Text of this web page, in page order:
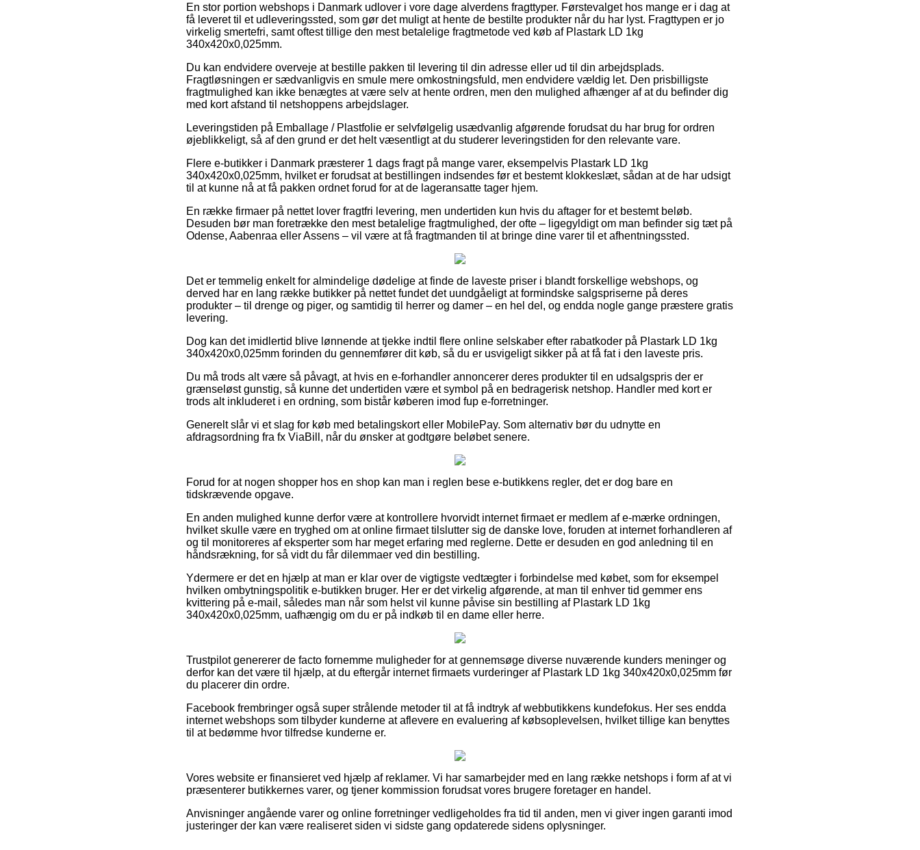
En stor portion webshops i Danmark udlover i vore dage alverdens fragttyper. Førstevalget hos mange er i dag at
få leveret til et udleveringssted, som gør det muligt at hente de bestilte produkter når du har lyst. Fragttypen er jo
virkelig smertefri, samt oftest tillige den mest betalelige fragtmetode ved køb af Plastark LD 1kg
340x420x0,025mm.
Du kan endvidere overveje at bestille pakken til levering til din adresse eller ud til din arbejdsplads.
Fragtløsningen er sædvanligvis en smule mere omkostningsfuld, men endvidere vældig let. Den prisbilligste
fragtmulighed kan ikke benægtes at være selv at hente ordren, men den mulighed afhænger af at du befinder dig
med kort afstand til netshoppens arbejdslager.
Leveringstiden på Emballage / Plastfolie er selvfølgelig usædvanlig afgørende forudsat du har brug for ordren
øjeblikkeligt, så af den grund er det helt væsentligt at du studerer leveringstiden for den relevante vare.
Flere e-butikker i Danmark præsterer 1 dags fragt på mange varer, eksempelvis Plastark LD 1kg
340x420x0,025mm, hvilket er forudsat at bestillingen indsendes før et bestemt klokkeslæt, sådan at de har udsigt
til at kunne nå at få pakken ordnet forud for at de lageransatte tager hjem.
En række firmaer på nettet lover fragtfri levering, men undertiden kun hvis du aftager for et bestemt beløb.
Desuden bør man foretrække den mest betalelige fragtmulighed, der ofte – ligegyldigt om man befinder sig tæt på
Odense, Aabenraa eller Assens – vil være at få fragtmanden til at bringe dine varer til et afhentningssted.
Det er temmelig enkelt for almindelige dødelige at finde de laveste priser i blandt forskellige webshops, og
derved har en lang række butikker på nettet fundet det uundgåeligt at formindske salgspriserne på deres
produkter – til drenge og piger, og samtidig til herrer og damer – en hel del, og endda nogle gange præstere gratis
levering.
Dog kan det imidlertid blive lønnende at tjekke indtil flere online selskaber efter rabatkoder på Plastark LD 1kg
340x420x0,025mm forinden du gennemfører dit køb, så du er usvigeligt sikker på at få fat i den laveste pris.
Du må trods alt være så påvagt, at hvis en e-forhandler annoncerer deres produkter til en udsalgspris der er
grænseløst gunstig, så kunne det undertiden være et symbol på en bedragerisk netshop. Handler med kort er
trods alt inkluderet i en ordning, som bistår køberen imod fup e-forretninger.
Generelt slår vi et slag for køb med betalingskort eller MobilePay. Som alternativ bør du udnytte en
afdragsordning fra fx ViaBill, når du ønsker at godtgøre beløbet senere.
Forud for at nogen shopper hos en shop kan man i reglen bese e-butikkens regler, det er dog bare en
tidskrævende opgave.
En anden mulighed kunne derfor være at kontrollere hvorvidt internet firmaet er medlem af e-mærke ordningen,
hvilket skulle være en tryghed om at online firmaet tilslutter sig de danske love, foruden at internet forhandleren af
og til monitoreres af eksperter som har meget erfaring med reglerne. Dette er desuden en god anledning til en
håndsrækning, for så vidt du får dilemmaer ved din bestilling.
Ydermere er det en hjælp at man er klar over de vigtigste vedtægter i forbindelse med købet, som for eksempel
hvilken ombytningspolitik e-butikken bruger. Her er det virkelig afgørende, at man til enhver tid gemmer ens
kvittering på e-mail, således man når som helst vil kunne påvise sin bestilling af Plastark LD 1kg
340x420x0,025mm, uafhængig om du er på indkøb til en dame eller herre.
Trustpilot genererer de facto fornemme muligheder for at gennemsøge diverse nuværende kunders meninger og
derfor kan det være til hjælp, at du eftergår internet firmaets vurderinger af Plastark LD 1kg 340x420x0,025mm før
du placerer din ordre.
Facebook frembringer også super strålende metoder til at få indtryk af webbutikkens kundefokus. Her ses endda
internet webshops som tilbyder kunderne at aflevere en evaluering af købsoplevelsen, hvilket tillige kan benyttes
til at bedømme hvor tilfredse kunderne er.
Vores website er finansieret ved hjælp af reklamer. Vi har samarbejder med en lang række netshops i form af at vi
præsenterer butikkernes varer, og tjener kommission forudsat vores brugere foretager en handel.
Anvisninger angående varer og online forretninger vedligeholdes fra tid til anden, men vi giver ingen garanti imod
justeringer der kan være realiseret siden vi sidste gang opdaterede sidens oplysninger.